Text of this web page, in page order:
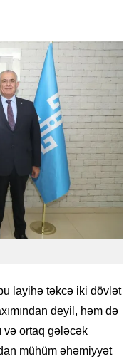
layihə təkcə iki dövlət
deyil, həm də
və ortaq gələcək
mühüm əhəmiyyət